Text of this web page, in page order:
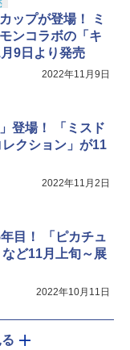
劇場版モノノ怪
ル特典:オリジナル
坤と離】二振りの
スタジオ描き下ろ
ップが登場！ ミ
ンコラボの「キ
9日より発売
2022年11月9日
登場！ 「ミスド
クション」が11
2022年11月2日
目！ 「ピカチュ
ど11月上旬～展
2022年10月11日